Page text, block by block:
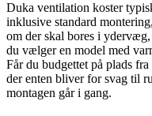
Duka ventilation koster
inklusive standard
om der skal bores i
du vælger en model med
Får du budgettet på plads
der enten bliver for svag til
montagen går i gang.